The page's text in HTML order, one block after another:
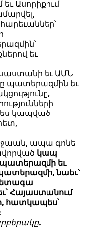
եւ Ասորիքում
եւ
եւ ԱՄՆ
պատերազմին եւ
կապված
ապա գոնե
կապ
պատերազմի եւ
նաեւ՝
Հայաստանում
հատկապես՝